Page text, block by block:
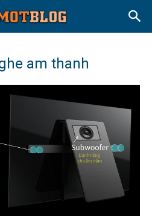
am thanh